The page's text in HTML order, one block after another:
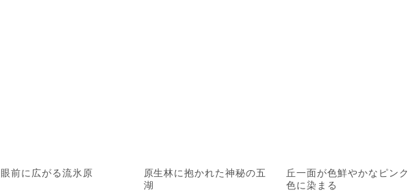
眼前に広がる流氷原
原生林に抱かれた神秘の五
湖
丘一面が色鮮やかなピンク
色に染まる